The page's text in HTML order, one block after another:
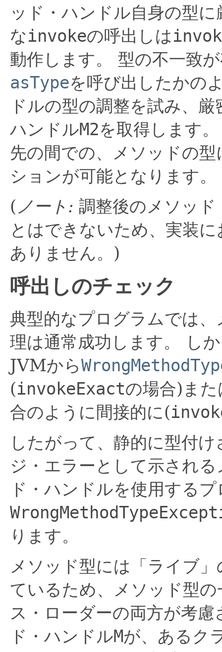
ッド・ハンドル自身の型
なinvokeの呼出しは
動作します。
型の不一致
asTypeを呼び出したかの
ドルの型の調整を試み、
ハンドルM2を取得します。
先の間での、メソッドの
ションが可能となります。
( ノート: 調整後のメソッド
とはできないため、実装
ありません。)
呼出しのチェック
典型的なプログラムでは
理は通常成功します。
し
JVMから
(invokeExactの場合)また
合のように間接的に(
したがって、静的に型付
ジ・エラーとして示され
ド・ハンドルを使用する
ります。
メソッド型には「ライブ」
ているため、メソッド型
ス・ローダーの両方が考慮
ド・ハンドルMが、あるク